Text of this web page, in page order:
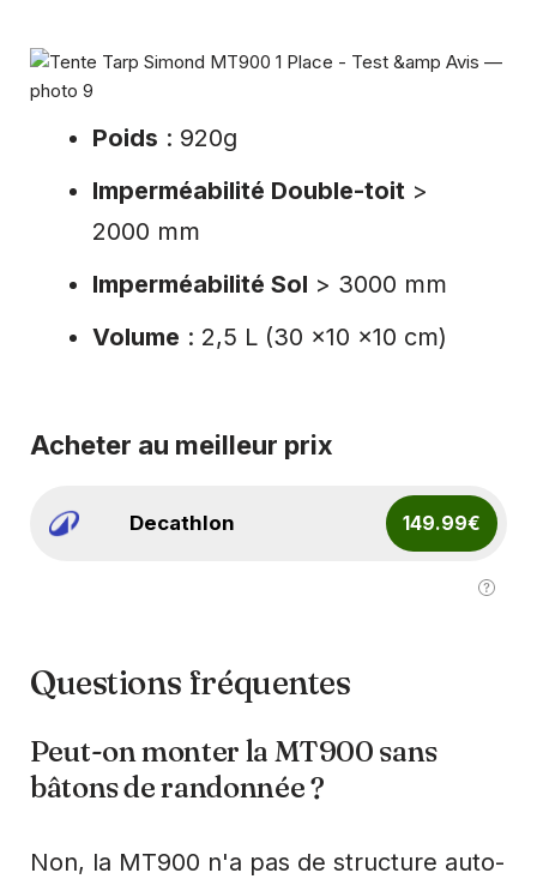
Poids : 920g
Imperméabilité Double-toit >
2000 mm
Imperméabilité Sol > 3000 mm
Volume : 2,5 L (30 x10 x10 cm)
Acheter au meilleur prix
Decathlon 149.99€
Questions fréquentes
Peut-on monter la MT900 sans
bâtons de randonnée ?
Non, la MT900 n'a pas de structure auto-